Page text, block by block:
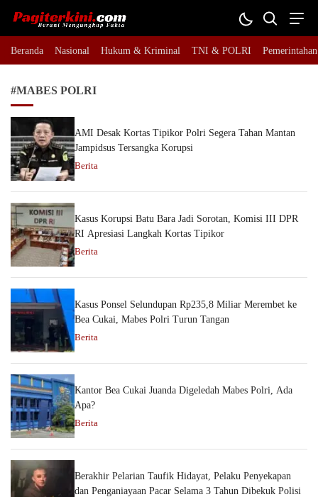
Pagiterkini.com
Berani Mengungkap Fakta
Beranda Nasional Hukum & Kriminal TNI & POLRI Pemerintahan
#MABES POLRI
AMI Desak Kortas Tipikor Polri Segera Tahan Mantan
Jampidsus Tersangka Korupsi
Berita
Kasus Korupsi Batu Bara Jadi Sorotan, Komisi III DPR
RI Apresiasi Langkah Kortas Tipikor
Berita
Kasus Ponsel Selundupan Rp235,8 Miliar Merembet ke
Bea Cukai, Mabes Polri Turun Tangan
Berita
Kantor Bea Cukai Juanda Digeledah Mabes Polri, Ada
Apa?
Berita
Berakhir Pelarian Taufik Hidayat, Pelaku Penyekapan
dan Penganiayaan Pacar Selama 3 Tahun Dibekuk Polisi